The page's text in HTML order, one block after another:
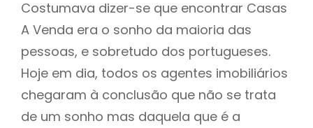
Costumava dizer-se que encontrar Casas
A Venda era o sonho da maioria das
pessoas, e sobretudo dos portugueses.
Hoje em dia, todos os agentes imobiliários
chegaram à conclusão que não se trata
de um sonho mas daquela que é a